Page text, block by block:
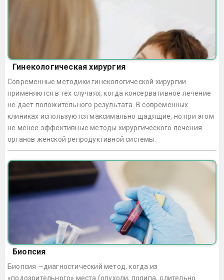
Гинекологическая хирургия
Современные методики гинекологической хирургии
применяются в тех случаях, когда консервативное лечение
не дает положительного результата. В современных
клиниках используются максимально щадящие, но при этом
не менее эффективные методы хирургического лечения
органов женской репродуктивной системы.
Биопсия
Биопсия —диагностический метод, когда из
«подозрительного» места (опухоли, полипа, длительно